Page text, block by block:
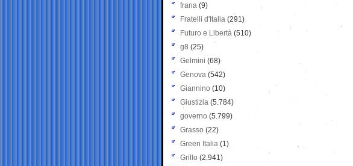
frana (9)
Fratelli d'Italia (291)
Futuro e Libertà (510)
g8 (25)
Gelmini (68)
Genova (542)
Giannino (10)
Giustizia (5.784)
governo (5.799)
Grasso (22)
Green Italia (1)
Grillo (2.941)